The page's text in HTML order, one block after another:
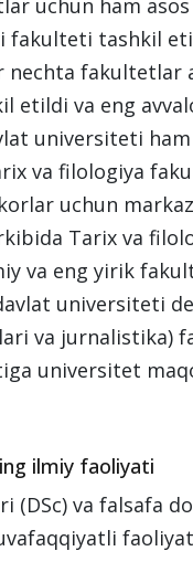
uchun ham asos
fakulteti tashkil
fakultetlar
va eng
universiteti
va filologiya
uchun
Tarix va
va eng yirik
universiteti
va jurnalistika)
universitet
ilmiy faoliyati
(DSc) va falsafa